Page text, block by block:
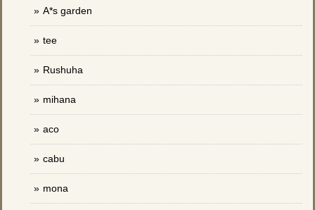
A*s garden
tee
Rushuha
mihana
aco
cabu
mona